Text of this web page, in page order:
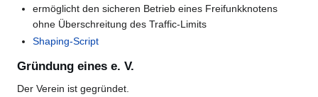
ermöglicht den sicheren Betrieb eines Freifunkknotens
ohne Überschreitung des Traffic-Limits
Shaping-Script
Gründung eines e. V.
Der Verein ist gegründet.